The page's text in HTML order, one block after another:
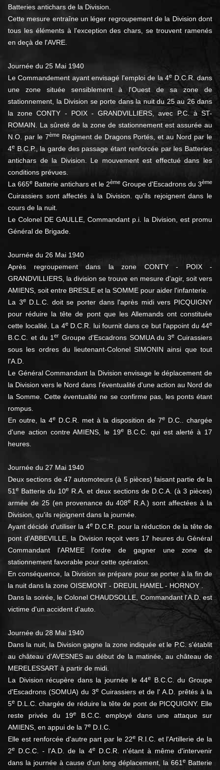
Batteries antichars de la Division.
Cette mesure entraîne un léger regroupement de la Division dont
tous les éléments à l'exception des chars, se trouvent ramenés
en deçà de l'AVRE.
Journée du 25 Mai 1940
Le Commandement ayant envisagé l'emploi de la 4e D.C.R. dans
une zone située sensiblement à l'Ouest de sa zone de
stationnement, la Division se porte dans la nuit du 25 au 26 dans
la zone CONTY - POIX - GRANDVILLIERS, avec P.C. à ST-
ROMAIN. La sûreté de la zone de stationnement est assurée au
N.O. par le 7èmeRégiment de Dragons Portés, et au Nord par le
4e B.C.P., la garde des passage étant renforcée par les Batteries
antichars de la Division. Le mouvement est effectué dans les
conditions prévues.
La 665e Batterie antichars et le 2ème Groupe d'Escadrons du 3ème
Cuirassiers sont affectés à la Division. qu'ils rejoignent dans le
cours de la nuit.
Le Colonel DE GAULLE, Commandant p.i. la Division, est promu
Général de Brigade.
Journée du 26 Mai 1940
Après regroupement dans la zone CONTY - POIX -
GRANDVILLIERS, la division se trouve en mesure d'agir, soit vers
AMIENS, soit entre BRESLE et la SOMME pour aider l'infanterie.
La 3eD.L.C. doit se porter dans l'après midi vers PICQUIGNY
pour réduire la tête de pont que les Allemands ont constituée
cette localité. La 4eD.C.R. lui fournit dans ce but l'appoint du 44e
B.C.C. et du 1er Groupe d'Escadrons SOMUA du 3e Cuirassiers
sous les ordres du lieutenant-Colonel SIMONIN ainsi que tout
l'A.D.
Le Général Commandant la Division envisage le déplacement de
la Division vers le Nord dans l'éventualité d'une action au Nord de
la Somme. Cette éventualité ne se confirme pas, les ponts étant
rompus.
En outre, la 4eD.C.R. met à la disposition de 7e D.C.. chargée
d'une action contre AMIENS, le 19e
B.C.C. qui est alerté à 17
heures.
Journée du 27 Mai 1940
Deux sections de 47 automoteurs (à 5 pièces) faisant partie de la
51 e Batterie du 10e R.A. et deux sections de D.C.A. (à 3 pièces)
armée de 25 (en provenance du 408e R.A.) sont affectées à la
Division, qu'ils rejoignent dans la journée.
Ayant décidé d'utiliser la 4eD.C.R. pour la réduction de la tête de
pont d'ABBEVILLE, la Division reçoit vers 17 heures du Général
Commandant l'ARMEE l'ordre de gagner une zone de
stationnement favorable pour cette opération.
En conséquence, la Division se prépare pour se porter à la fin de
la nuit dans la zone OISEMONT - DREUIL HAMEL - HORNOY .
Dans la soirée, le Colonel CHAUDSOLLE, Commandant l'A.D. est
victime d'un accident d'auto.
Journée du 28 Mai 1940
Dans la nuit, la Division gagne la zone indiquée et le P.C. s'établit
au château d'AVESNES au début de la matinée, au château de
MERELESSART à partir de midi.
La Division récupère dans la journée le 44e
B.C.C. du Groupe
d'Escadrons (SOMUA) du 3eCuirassiers et de l' A.D. prêtés à la
5e D.L.C. chargée de réduire la tête de pont de PICQUIGNY. Elle
reste privée du 19eB.C.C. employé dans une attaque sur
AMIENS, en appui de la 7e D.I.C.
Elle est renforcée d'autre part par le 22eR.I.C. et l'Artillerie de la
2e D.C.C. - l'A.D. de la 4eD.C.R. n'étant à même d'intervenir
dans la journée à cause d'un long déplacement, la 661 e Batterie